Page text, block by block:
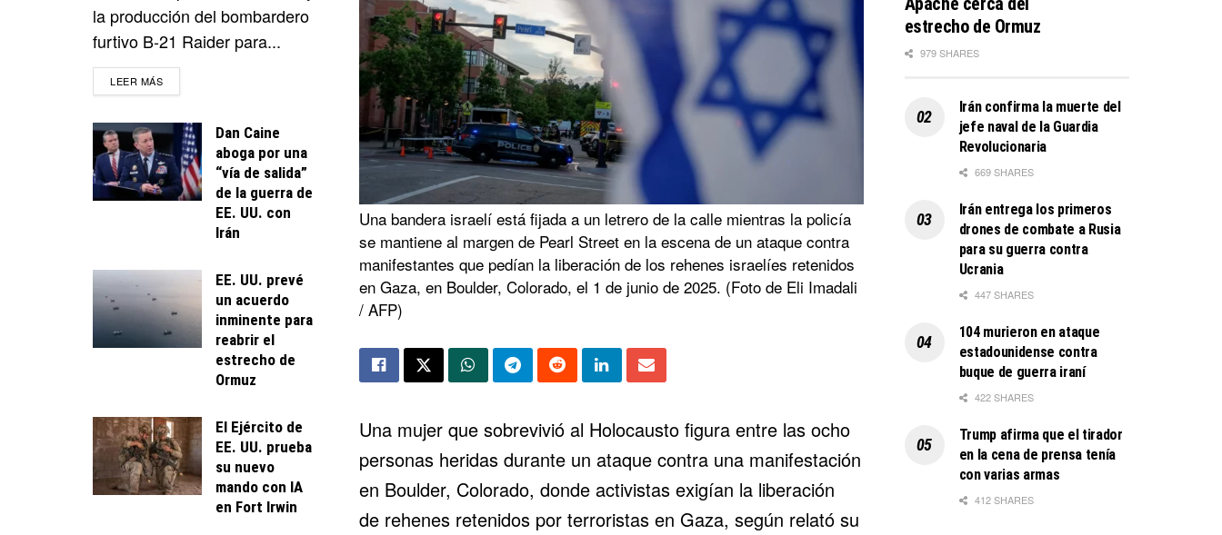
Una bandera israelí está fijada a un letrero de la calle mientras la policía
se mantiene al margen de Pearl Street en la escena de un ataque contra
manifestantes que pedían la liberación de los rehenes israelíes retenidos
en Gaza, en Boulder, Colorado, el 1 de junio de 2025. (Foto de Eli Imadali
/ AFP)
Una mujer que sobrevivió al Holocaustofigura entre las ocho
personas heridas durante un ataque contra una manifestación
en Boulder, Colorado, donde activistas exigían la liberación
de rehenesretenidos por terroristas en Gaza, según relató su
la producción del bombardero
furtivo B-21 Raider para...
LEER MÁSDETAILS
Dan Caine
aboga por una
“vía de salida”
de la guerra de
EE. UU. con
Irán
EE. UU. prevé
un acuerdo
inminente para
reabrir el
estrecho de
Ormuz
El Ejército de
EE. UU. prueba
su nuevo
mando con IA
en Fort Irwin
estrecho de Ormuz
979 SHARES
Irán confirma la muerte del
jefe naval de la Guardia
Revolucionaria
669 SHARES
Irán entrega los primeros
drones de combate a Rusia
para su guerra contra
Ucrania
447 SHARES
104 murieron en ataque
estadounidense contra
buque de guerra iraní
422 SHARES
Trump afirma que el tirador
en la cena de prensa tenía
con varias armas
412 SHARES